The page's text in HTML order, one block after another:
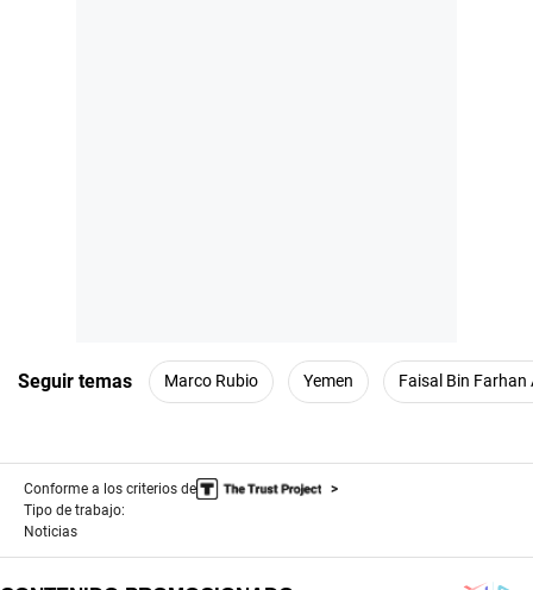
Seguir temas Marco Rubio Yemen Faisal Bin Farhan
Conforme a los criterios de
Tipo de trabajo:
Noticias